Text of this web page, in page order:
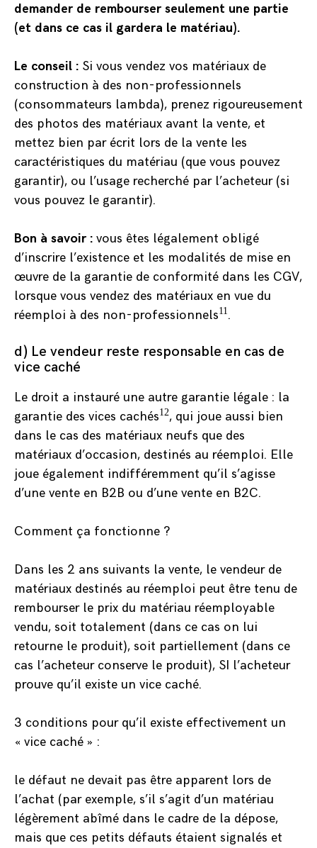
demander de rembourser seulement une partie
(et dans ce cas il gardera le matériau).
Le conseil : Si vous vendez vos matériaux de
construction à des non-professionnels
(consommateurs lambda), prenez rigoureusement
des photos des matériaux avant la vente, et
mettez bien par écrit lors de la vente les
caractéristiques du matériau (que vous pouvez
garantir), ou l’usage recherché par l’acheteur (si
vous pouvez le garantir).
Bon à savoir : vous êtes légalement obligé
d’inscrire l’existence et les modalités de mise en
œuvre de la garantie de conformité dans les CGV,
lorsque vous vendez des matériaux en vue du
réemploi à des non-professionnels11.
d) Le vendeur reste responsable en cas de
vice caché
Le droit a instauré une autre garantie légale : la
garantie des vices cachés12, qui joue aussi bien
dans le cas des matériaux neufs que des
matériaux d’occasion, destinés au réemploi. Elle
joue également indifféremment qu’il s’agisse
d’une vente en B2B ou d’une vente en B2C.
Comment ça fonctionne ?
Dans les 2 ans suivants la vente, le vendeur de
matériaux destinés au réemploi peut être tenu de
rembourser le prix du matériau réemployable
vendu, soit totalement (dans ce cas on lui
retourne le produit), soit partiellement (dans ce
cas l’acheteur conserve le produit), SI l’acheteur
prouve qu’il existe un vice caché.
3 conditions pour qu’il existe effectivement un
« vice caché » :
le défaut ne devait pas être apparent lors de
l’achat (par exemple, s’il s’agit d’un matériau
légèrement abîmé dans le cadre de la dépose,
mais que ces petits défauts étaient signalés et